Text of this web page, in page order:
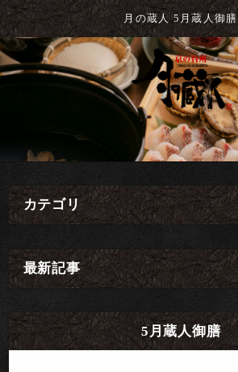
月の蔵人 5月蔵人御膳
カテゴリ
最新記事
5月蔵人御膳